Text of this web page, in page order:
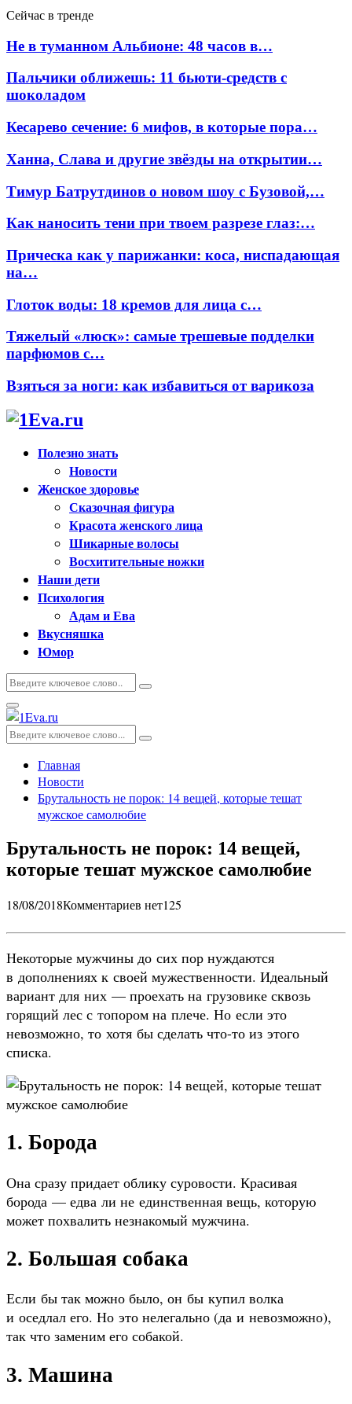
Сейчас в тренде
Не в туманном Альбионе: 48 часов в…
Пальчики оближешь: 11 бьюти-средств с
шоколадом
Кесарево сечение: 6 мифов, в которые пора…
Ханна, Слава и другие звёзды на открытии…
Тимур Батрутдинов о новом шоу с Бузовой,…
Как наносить тени при твоем разрезе глаз:…
Прическа как у парижанки: коса, ниспадающая
на…
Глоток воды: 18 кремов для лица с…
Тяжелый «люск»: самые трешевые подделки
парфюмов с…
Взяться за ноги: как избавиться от варикоза
Полезно знать
Новости
Женское здоровье
Сказочная фигура
Красота женского лица
Шикарные волосы
Восхитительные ножки
Наши дети
Психология
Адам и Ева
Вкусняшка
Юмор
Искать:
Поиск
Основное
меню
Искать:
Поиск
Главная
Новости
Брутальность не порок: 14 вещей, которые тешат
мужское самолюбие
Брутальность не порок: 14 вещей,
которые тешат мужское самолюбие
18/08/2018Комментариев нет125
Некоторые мужчины до сих пор нуждаются
в дополнениях к своей мужественности. Идеальный
вариант для них — проехать на грузовике сквозь
горящий лес с топором на плече. Но если это
невозможно, то хотя бы сделать что-то из этого
списка.
1. Борода
Она сразу придает облику суровости. Красивая
борода — едва ли не единственная вещь, которую
может похвалить незнакомый мужчина.
2. Большая собака
Если бы так можно было, он бы купил волка
и оседлал его. Но это нелегально (да и невозможно),
так что заменим его собакой.
3. Машина